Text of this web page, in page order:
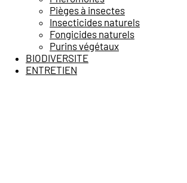
Pièges à insectes
Insecticides naturels
Fongicides naturels
Purins végétaux
BIODIVERSITE
ENTRETIEN